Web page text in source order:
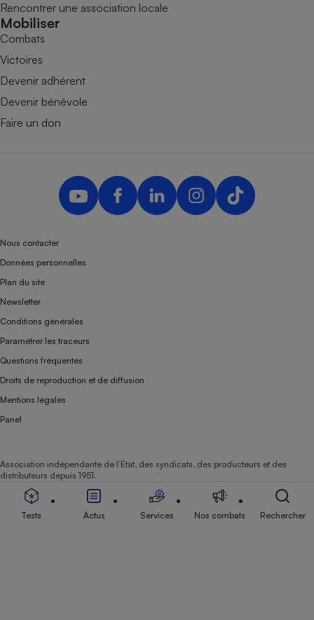
Rencontrer une association locale
Mobiliser
Combats
Victoires
Devenir adhérent
Devenir bénévole
Faire un don
Nous contacter
Données personnelles
Plan du site
Newsletter
Conditions générales
Paramétrer les traceurs
Questions fréquentes
Droits de reproduction et de diffusion
Mentions légales
Panel
Association indépendante de l’État, des syndicats, des producteurs et des
distributeurs depuis 1951.
Tests Actus Services Nos combats Rechercher